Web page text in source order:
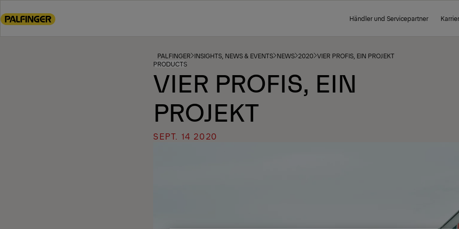
to
Händler und Servicepartner
PALFINGER INSIGHTS, NEWS & EVENTS NEWS 2020 VIER PROFIS, EIN PROJEKT
PRODUCTS
VIER PROFIS, EIN
PROJEKT
SEPT. 14 2020